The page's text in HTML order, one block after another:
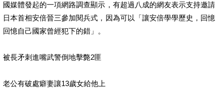
國媒體發起的一項網路調查顯示，有超過八成的網友表示支持邀請
日本首相安倍晉三參加閱兵式，因為可以「讓安倍學學歷史，回憶
回憶自己國家曾經犯下的錯」。
被長矛刺進嘴武警倒地擊斃2匪
老公有破處癖妻讓13歲女給他上